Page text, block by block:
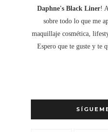
Daphne's Black Liner!
sobre todo lo que me
maquillaje cosmética,
Espero que te guste y te